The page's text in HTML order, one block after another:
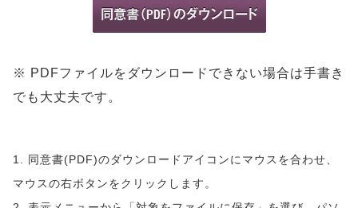
※ PDFファイルをダウンロードできない場合は手書き
でも大丈夫です。
1. 同意書(PDF)のダウンロードアイコンにマウスを合わせ、
マウスの右ボタンをクリックします。